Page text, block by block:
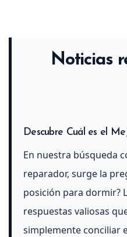
Noticias
Descubre Cuál es el
En nuestra búsqueda
reparador, surge la
posición para dormir?
respuestas valiosas
simplemente conciliar